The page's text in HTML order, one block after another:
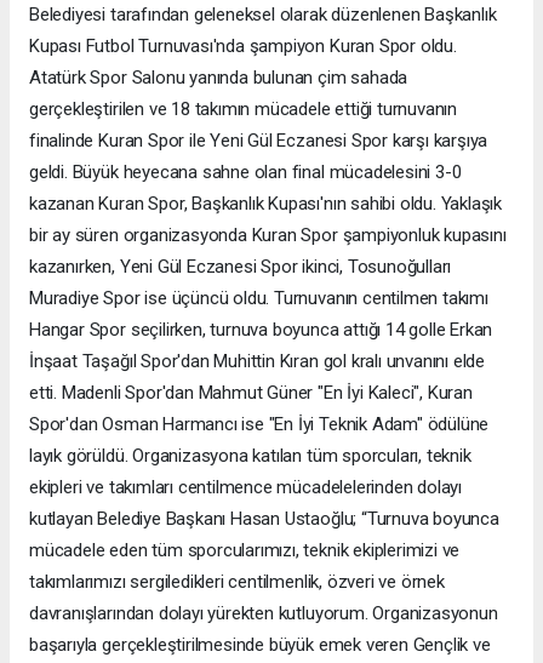
Belediyesi tarafından geleneksel olarak düzenlenen Başkanlık
Kupası Futbol Turnuvası'nda şampiyon Kuran Spor oldu.
Atatürk Spor Salonu yanında bulunan çim sahada
gerçekleştirilen ve 18 takımın mücadele ettiği turnuvanın
finalinde Kuran Spor ile Yeni Gül Eczanesi Spor karşı karşıya
geldi. Büyük heyecana sahne olan final mücadelesini 3-0
kazanan Kuran Spor, Başkanlık Kupası'nın sahibi oldu. Yaklaşık
bir ay süren organizasyonda Kuran Spor şampiyonluk kupasını
kazanırken, Yeni Gül Eczanesi Spor ikinci, Tosunoğulları
Muradiye Spor ise üçüncü oldu. Turnuvanın centilmen takımı
Hangar Spor seçilirken, turnuva boyunca attığı 14 golle Erkan
İnşaat Taşağıl Spor'dan Muhittin Kıran gol kralı unvanını elde
etti. Madenli Spor'dan Mahmut Güner "En İyi Kaleci", Kuran
Spor'dan Osman Harmancı ise "En İyi Teknik Adam" ödülüne
layık görüldü. Organizasyona katılan tüm sporcuları, teknik
ekipleri ve takımları centilmence mücadelelerinden dolayı
kutlayan Belediye Başkanı Hasan Ustaoğlu; “Turnuva boyunca
mücadele eden tüm sporcularımızı, teknik ekiplerimizi ve
takımlarımızı sergiledikleri centilmenlik, özveri ve örnek
davranışlarından dolayı yürekten kutluyorum. Organizasyonun
başarıyla gerçekleştirilmesinde büyük emek veren Gençlik ve